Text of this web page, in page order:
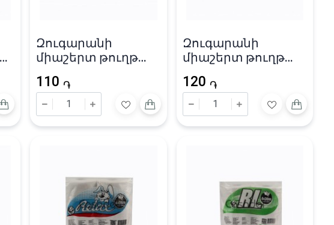
Զուգարանի
միաշերտ թուղթ
110 ֏
Զուգարանի
միաշերտ թուղթ
120 ֏